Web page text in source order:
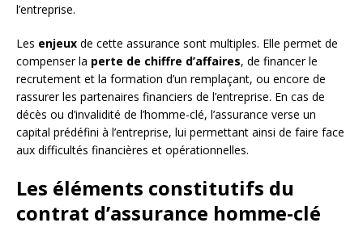
l’entreprise.
Les enjeux de cette assurance sont multiples. Elle permet de
compenser la perte de chiffre d’affaires, de financer le
recrutement et la formation d’un remplaçant, ou encore de
rassurer les partenaires financiers de l’entreprise. En cas de
décès ou d’invalidité de l’homme-clé, l’assurance verse un
capital prédéfini à l’entreprise, lui permettant ainsi de faire face
aux difficultés financières et opérationnelles.
Les éléments constitutifs du
contrat d’assurance homme-clé